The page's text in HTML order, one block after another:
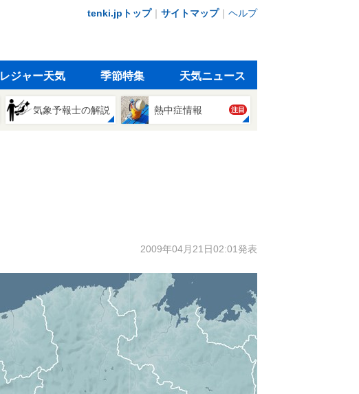
tenki.jpトップ｜ サイトマップ｜ ヘルプ
レジャー天気 季節特集 天気ニュース
気象予報士の解説 熱中症情報 注目
2009年04月21日02:01発表